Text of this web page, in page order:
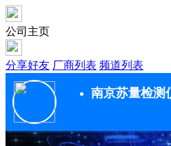
公司主页
分享好友 厂商列表 频道列表
南京苏量检测